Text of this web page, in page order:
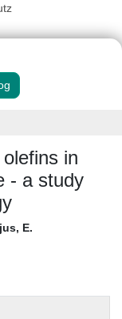
in
- a study
E.